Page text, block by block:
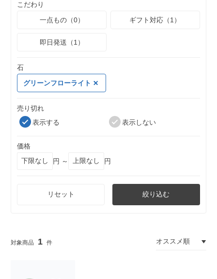
こだわり
一点もの（0）
ギフト対応（1）
即日発送（1）
石
グリーンフローライト
売り切れ
表示する
表示しない
価格
円 ～
円
リセット 絞り込む
1